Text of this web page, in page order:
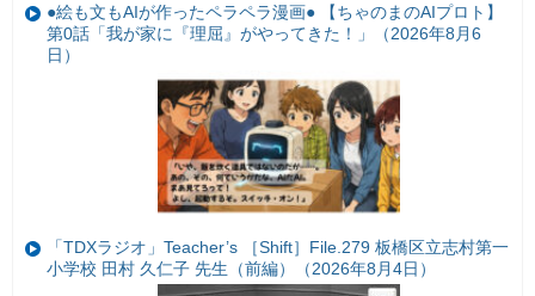
●絵も文もAIが作ったペラペラ漫画● 【ちゃのまのAIプロト】
第0話「我が家に『理屈』がやってきた！」（2026年8月6
日）
「TDXラジオ」Teacher’s ［Shift］File.279 板橋区立志村第一
小学校 田村 久仁子 先生（前編）（2026年8月4日）